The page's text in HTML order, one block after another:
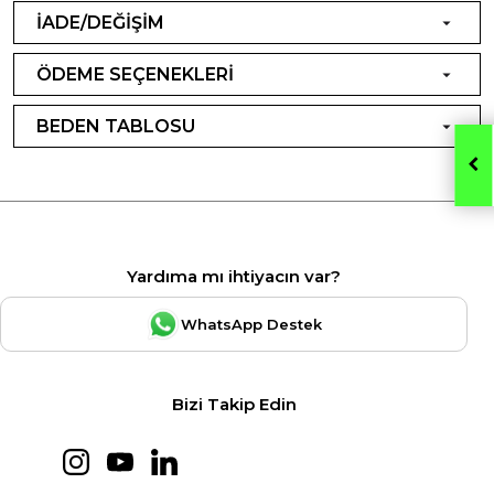
İADE/DEĞİŞİM
ÖDEME SEÇENEKLERİ
BEDEN TABLOSU
Yardıma mı ihtiyacın var?
WhatsApp Destek
Bizi Takip Edin